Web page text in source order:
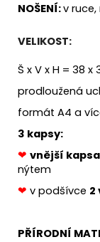
NOŠENÍ:v
VELIKOST:
Š x V x H = 38 x
prodloužená
formát A4 a
3 kapsy:
❤ vnější kapsa
nýtem
❤ v podšívce 2
PŘÍRODNÍ